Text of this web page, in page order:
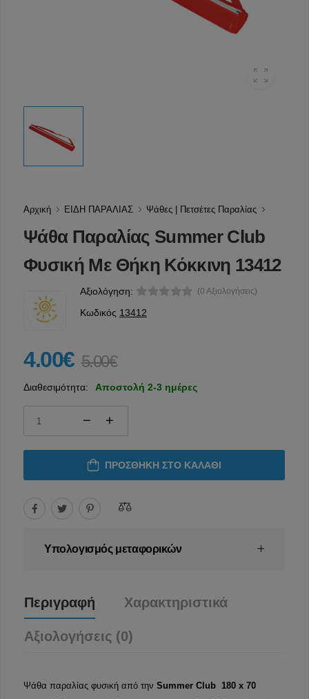
Αρχική ΕΙΔΗ ΠΑΡΑΛΙΑΣ Ψάθες | Πετσέτες Παραλίας
Ψάθα Παραλίας Summer Club
Φυσική Με Θήκη Κόκκινη 13412
Αξιολόγηση: (0 Αξιολογήσεις)
Κωδικός 13412
4.00€ 5.00€
Διαθεσιμότητα: Αποστολή 2-3 ημέρες
ΠΡΟΣΘΉΚΗ ΣΤΟ ΚΑΛΆΘΙ
Υπολογισμός μεταφορικών
Περιγραφή Χαρακτηριστικά
Αξιολογήσεις (0)
Ψάθα παραλίας φυσική από την Summer Club 180 x 70